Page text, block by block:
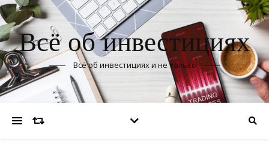
Всё об инвестициях
Всё об инвестициях и не только